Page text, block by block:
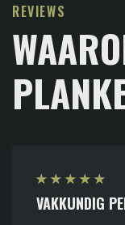
REVIEWS
★ ★ ★ ★ ★
VAKKUNDIG